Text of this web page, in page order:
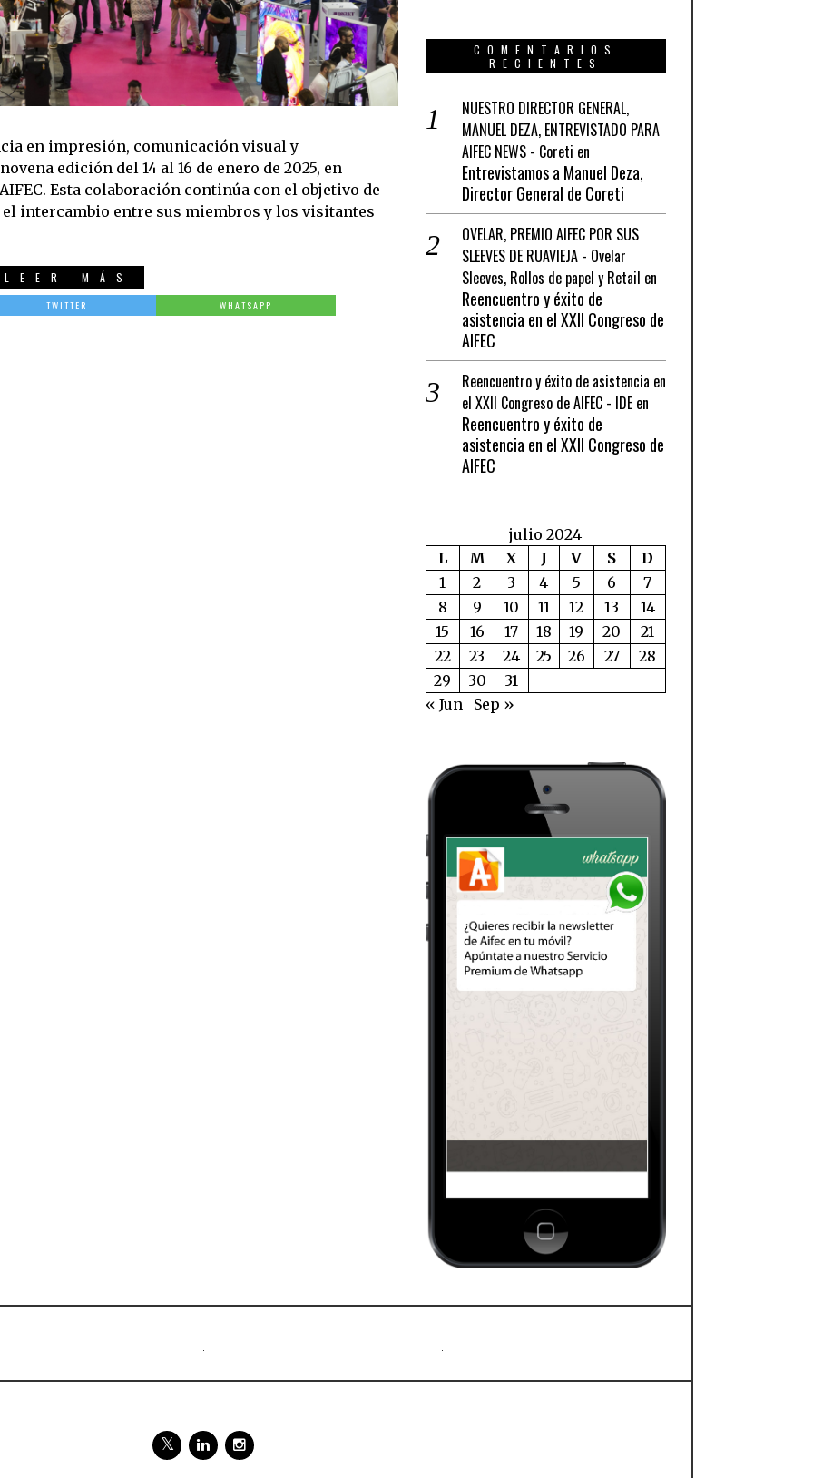
en impresión, comunicación visual y
edición del 14 al 16 de enero de 2025, en
Esta colaboración continúa con el objetivo de
intercambio entre sus miembros y los visitantes
LEER MÁS
TWITTER WHATSAPP
COMENTARIOS
RECIENTES
NUESTRO DIRECTOR GENERAL,
MANUEL DEZA, ENTREVISTADO PARA
AIFEC NEWS - Coreti en
Entrevistamos a Manuel Deza,
Director General de Coreti
OVELAR, PREMIO AIFEC POR SUS
SLEEVES DE RUAVIEJA - Ovelar
Sleeves, Rollos de papel y Retail en
Reencuentro y éxito de
asistencia en el XXII Congreso de
AIFEC
Reencuentro y éxito de asistencia en
el XXII Congreso de AIFEC - IDEen
Reencuentro y éxito de
asistencia en el XXII Congreso de
AIFEC
julio 2024
L
M X J V S
D
1
2 3 4 5 6
7
8
9 10 11 12 13
14
15
16 17 18 19 20
21
22
23 24 25 26 27
28
29
30
31
« Jun
Sep »